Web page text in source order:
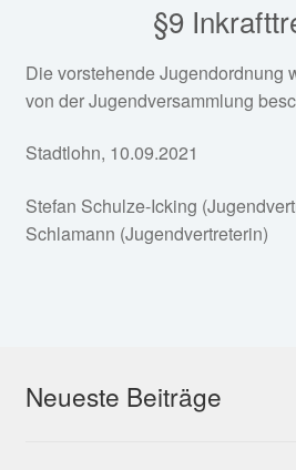
§9
Die vorstehende Jugendordnung
von der Jugendversammlung
Stadtlohn, 10.09.2021
Stefan Schulze-Icking
Schlamann (Jugendvertreterin)
Neueste Beiträge